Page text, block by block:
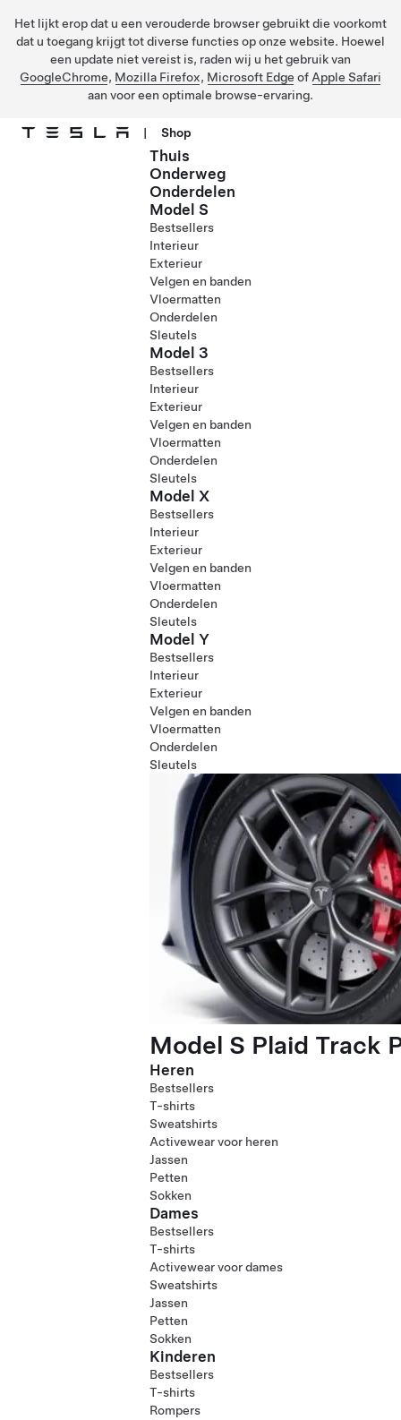
Het lijkt erop dat u een verouderde browser gebruikt die voorkomt
dat u toegang krijgt tot diverse functies op onze website. Hoewel
een update niet vereist is, raden wij u het gebruik van
GoogleChrome, Mozilla Firefox, Microsoft Edge of Apple Safari
aan voor een optimale browse-ervaring.
| Shop
Thuis
Onderweg
Onderdelen
Model S
Bestsellers
Interieur
Exterieur
Velgen en banden
Vloermatten
Onderdelen
Sleutels
Model 3
Bestsellers
Interieur
Exterieur
Velgen en banden
Vloermatten
Onderdelen
Sleutels
Model X
Bestsellers
Interieur
Exterieur
Velgen en banden
Vloermatten
Onderdelen
Sleutels
Model Y
Bestsellers
Interieur
Exterieur
Velgen en banden
Vloermatten
Onderdelen
Sleutels
Model S Plaid Track
Heren
Bestsellers
T-shirts
Sweatshirts
Activewear voor heren
Jassen
Petten
Sokken
Dames
Bestsellers
T-shirts
Activewear voor dames
Sweatshirts
Jassen
Petten
Sokken
Kinderen
Bestsellers
T-shirts
Rompers